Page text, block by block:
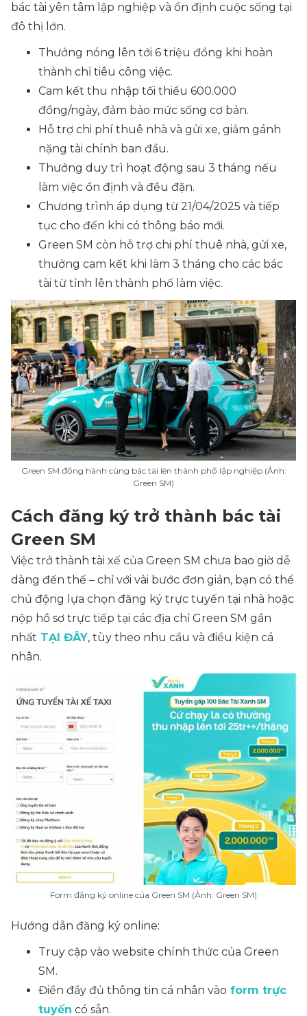
bác tài yên tâm lập nghiệp và ổn định cuộc sống tại
đô thị lớn.
Thưởng nóng lên tới 6 triệu đồng khi hoàn
thành chỉ tiêu công việc.
Cam kết thu nhập tối thiểu 600.000
đồng/ngày, đảm bảo mức sống cơ bản.
Hỗ trợ chi phí thuê nhà và gửi xe, giảm gánh
nặng tài chính ban đầu.
Thưởng duy trì hoạt động sau 3 tháng nếu
làm việc ổn định và đều đặn.
Chương trình áp dụng từ 21/04/2025 và tiếp
tục cho đến khi có thông báo mới.
Green SM còn hỗ trợ chi phí thuê nhà, gửi xe,
thưởng cam kết khi làm 3 tháng cho các bác
tài từ tỉnh lên thành phố làm việc.
Green SM đồng hành cùng bác tài lên thành phố lập nghiệp (Ảnh:
Green SM)
Cách đăng ký trở thành bác tài
Green SM
Việc trở thành tài xế của Green SM chưa bao giờ dễ
dàng đến thế – chỉ với vài bước đơn giản, bạn có thể
chủ động lựa chọn đăng ký trực tuyến tại nhà hoặc
nộp hồ sơ trực tiếp tại các địa chỉ Green SM gần
nhất TẠI ĐÂY, tùy theo nhu cầu và điều kiện cá
nhân.
Form đăng ký online của Green SM (Ảnh: Green SM)
Hướng dẫn đăng ký online:
Truy cập vào website chính thức của Green
SM.
Điền đầy đủ thông tin cá nhân vào form trực
tuyến có sẵn.